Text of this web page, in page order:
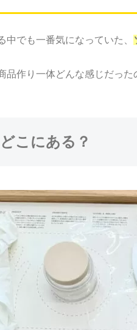
中でも一番気になっていた、
品作り一体どんな感じだっ
こにある？